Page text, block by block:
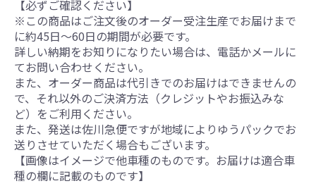
【必ずご確認ください】
※この商品はご注文後のオーダー受注生産でお届けまで
に約45日～60日の期間が必要です。
詳しい納期をお知りになりたい場合は、電話かメールに
てお問い合わせください。
また、オーダー商品は代引きでのお届けはできませんの
で、それ以外のご決済方法（クレジットやお振込みな
ど）をご利用ください。
また、発送は佐川急便ですが地域によりゆうパックでお
送りさせていただく場合もございます。
【画像はイメージで他車種のものです。お届けは適合車
種の欄に記載のものです】